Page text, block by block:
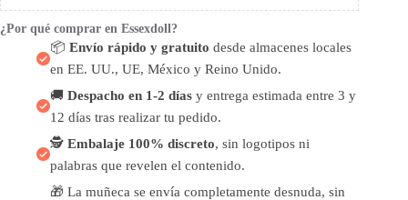
¿Por qué comprar en Essexdoll?
📦 Envío rápido y gratuito desde almacenes locales
en EE. UU., UE, México y Reino Unido.
🚚 Despacho en 1-2 días y entrega estimada entre 3 y
12 días tras realizar tu pedido.
🕵️ Embalaje 100% discreto, sin logotipos ni
palabras que revelen el contenido.
🎁 La muñeca se envía completamente desnuda, sin